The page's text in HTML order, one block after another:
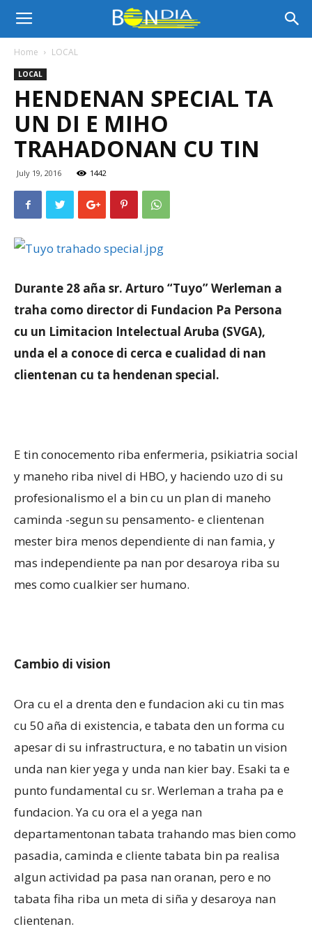
Bon
Dia
Aruba
Noticia
Aruba
Home LOCAL
LOCAL
HENDENAN SPECIAL TA
UN DI E MIHO
TRAHADONAN CU TIN
July 19, 2016 1442
Durante 28 aña sr. Arturo “Tuyo” Werleman a
traha como director di Fundacion Pa Persona
cu un Limitacion Intelectual Aruba (SVGA),
unda el a conoce di cerca e cualidad di nan
clientenan cu ta hendenan special.
E tin conocemento riba enfermeria, psikiatria social
y maneho riba nivel di HBO, y haciendo uzo di su
profesionalismo el a bin cu un plan di maneho
caminda -segun su pensamento- e clientenan
mester bira menos dependiente di nan famia, y
mas independiente pa nan por desaroya riba su
mes como cualkier ser humano.
Cambio di vision
Ora cu el a drenta den e fundacion aki cu tin mas
cu 50 aña di existencia, e tabata den un forma cu
apesar di su infrastructura, e no tabatin un vision
unda nan kier yega y unda nan kier bay. Esaki ta e
punto fundamental cu sr. Werleman a traha pa e
fundacion. Ya cu ora el a yega nan
departamentonan tabata trahando mas bien como
pasadia, caminda e cliente tabata bin pa realisa
algun actividad pa pasa nan oranan, pero e no
tabata fiha riba un meta di siña y desaroya nan
clientenan.